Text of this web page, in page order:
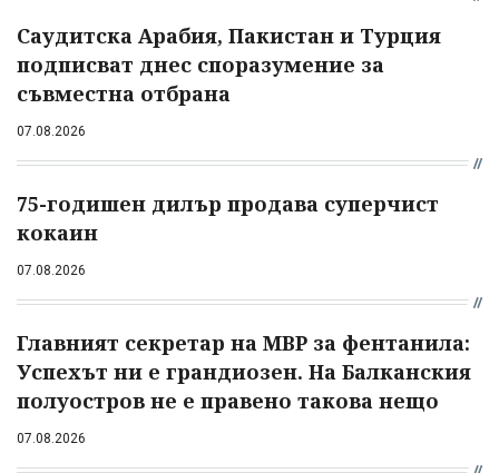
Саудитска Арабия, Пакистан и Турция
подписват днес споразумение за
съвместна отбрана
07.08.2026
75-годишен дилър продава суперчист
кокаин
07.08.2026
Главният секретар на МВР за фентанила:
Успехът ни е грандиозен. На Балканския
полуостров не е правено такова нещо
07.08.2026